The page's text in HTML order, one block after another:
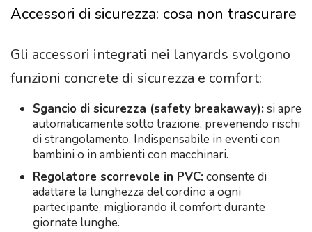
Accessori di sicurezza: cosa non trascurare
Gli accessori integrati nei lanyards svolgono
funzioni concrete di sicurezza e comfort:
Sgancio di sicurezza (safety breakaway): si apre
automaticamente sotto trazione, prevenendo rischi
di strangolamento. Indispensabile in eventi con
bambini o in ambienti con macchinari.
Regolatore scorrevole in PVC: consente di
adattare la lunghezza del cordino a ogni
partecipante, migliorando il comfort durante
giornate lunghe.